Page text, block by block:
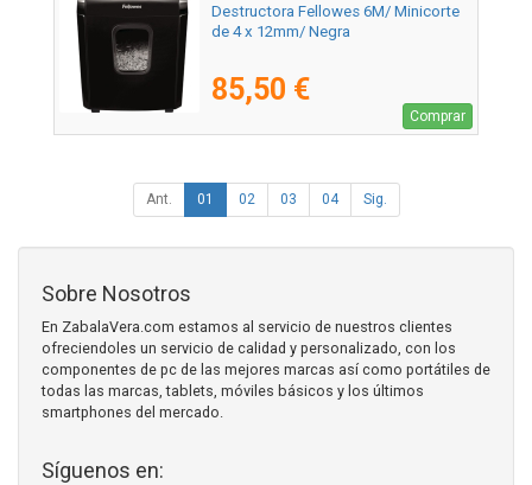
Destructora Fellowes 6M/ Minicorte
de 4 x 12mm/ Negra
85,50 €
Comprar
Ant. 01 02 03 04 Sig.
Sobre Nosotros
En ZabalaVera.com estamos al servicio de nuestros clientes
ofreciendoles un servicio de calidad y personalizado, con los
componentes de pc de las mejores marcas así como portátiles de
todas las marcas, tablets, móviles básicos y los últimos
smartphones del mercado.
Síguenos en: